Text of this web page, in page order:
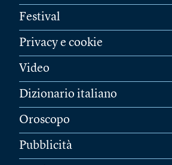
Festival
Privacy e cookie
Video
Dizionario italiano
Oroscopo
Pubblicità